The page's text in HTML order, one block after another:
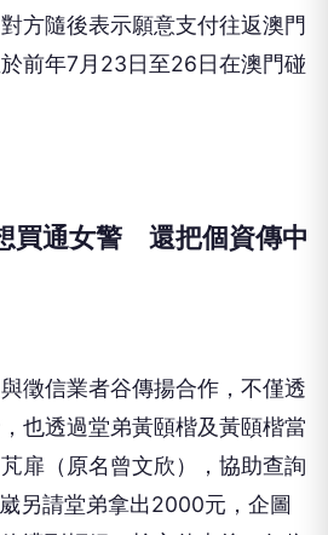
方隨後表示願意支付往返澳門
前年7月23日至26日在澳門碰
買通女警 還把個資傳中
徵信業者谷傳揚合作，不僅透
也透過堂弟黃頤楷及黃頤楷當
扉（原名曾文欣），協助查詢
另請堂弟拿出2000元，企圖